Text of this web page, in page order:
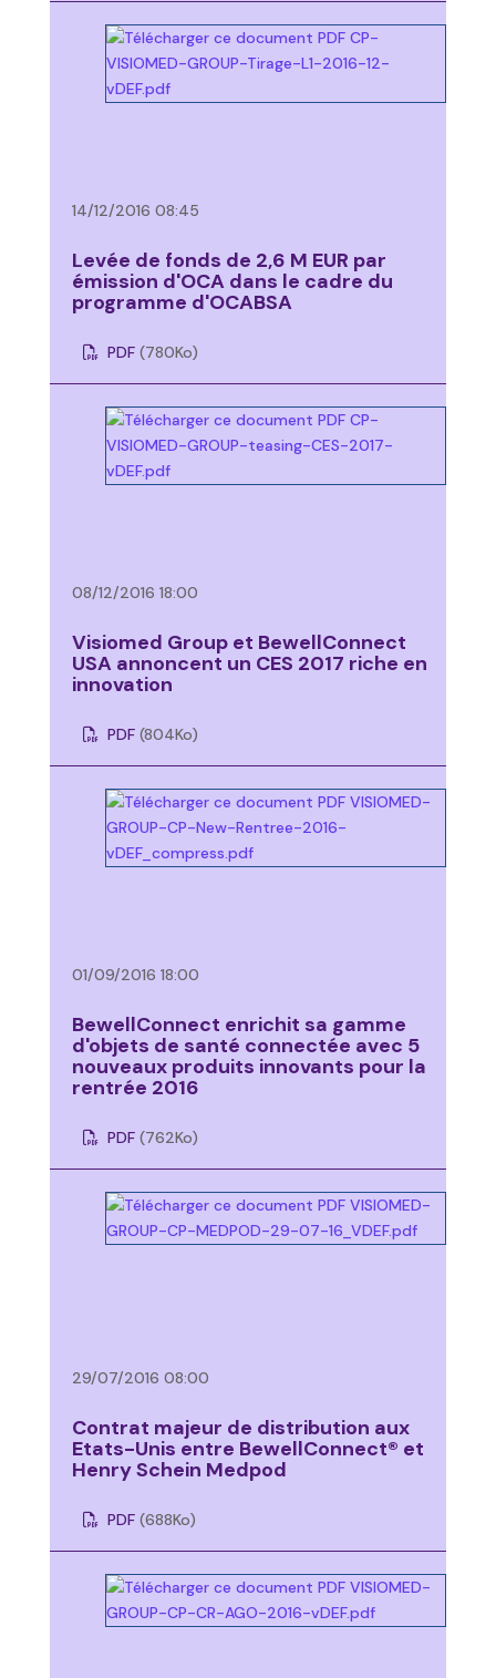
14/12/2016 08:45
Levée de fonds de 2,6 M EUR par
émission d'OCA dans le cadre du
programme d'OCABSA
PDF (780Ko)
08/12/2016 18:00
Visiomed Group et BewellConnect
USA annoncent un CES 2017 riche en
innovation
PDF (804Ko)
01/09/2016 18:00
BewellConnect enrichit sa gamme
d'objets de santé connectée avec 5
nouveaux produits innovants pour la
rentrée 2016
PDF (762Ko)
29/07/2016 08:00
Contrat majeur de distribution aux
Etats-Unis entre BewellConnect® et
Henry Schein Medpod
PDF (688Ko)